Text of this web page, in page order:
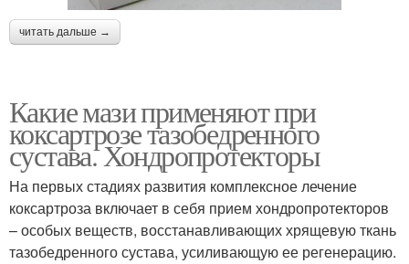
читать дальше →
Какие мази применяют при
коксартрозе тазобедренного
сустава. Хондропротекторы
На первых стадиях развития комплексное лечение
коксартроза включает в себя прием хондропротекторов
– особых веществ, восстанавливающих хрящевую ткань
тазобедренного сустава, усиливающую ее регенерацию.